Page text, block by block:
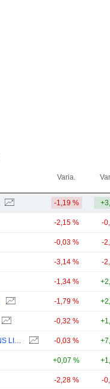
Varia.
-1,19 %
-2,15 % -
-0,03 % -
-3,14 % -
-1,34 %
-1,79 %
-0,32 %
ONE97 COMMUNICATIONS LIMITED -0,03 %
+0,07 %
-2,28 % -